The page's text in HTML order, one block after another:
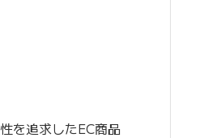
を追求したEC商品